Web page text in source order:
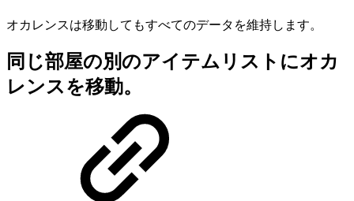
オカレンスは移動してもすべてのデータを維持します。
同じ部屋の別のアイテムリストにオカ
レンスを移動。